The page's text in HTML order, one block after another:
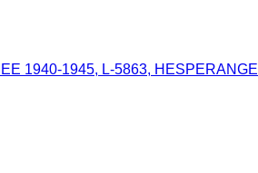
1940-1945, L-5863, HESPERANGE